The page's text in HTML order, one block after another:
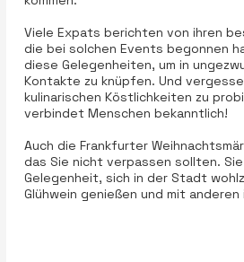
Viele Expats berichten von ihren
die bei solchen Events begonnen
diese Gelegenheiten, um in
Kontakte zu knüpfen. Und
kulinarischen Köstlichkeiten zu
verbindet Menschen bekanntlich!
Auch die Frankfurter
das Sie nicht verpassen sollten.
Gelegenheit, sich in der Stadt
Glühwein genießen und mit anderen